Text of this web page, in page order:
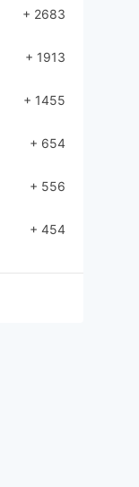
+ 2683
+ 1913
+ 1455
+ 654
+ 556
+ 454